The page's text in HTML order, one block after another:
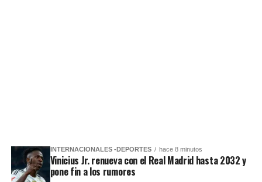
INTERNACIONALES -DEPORTES hace 8 minutos
Vinicius Jr. renueva con el Real Madrid hasta 2032 y
pone fin a los rumores